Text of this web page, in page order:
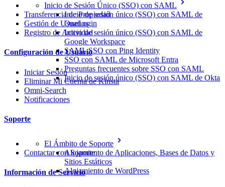
Inicio de Sesión Único (SSO) con SAML
Inicio de sesión único (SSO) con SAML de
OneLogin
Inicio de sesión único (SSO) con SAML de
Google Workspace
SAML SSO con Ping Identity
SSO con SAML de Microsoft Entra
Preguntas frecuentes sobre SSO con SAML
Inicio de sesión único (SSO) con SAML de Okta
Transferencia de Propiedad
Gestión de Usuarios
Registro de Actividad
Configuración de Usuario
Iniciar Sesión
Eliminar Mi Cuenta de Kinsta
Omni-Search
Notificaciones
Soporte
El Ámbito de Soporte
Alojamiento de Aplicaciones, Bases de Datos y
Sitios Estáticos
Alojamiento de WordPress
Contactar con Soporte
Información de Servicio